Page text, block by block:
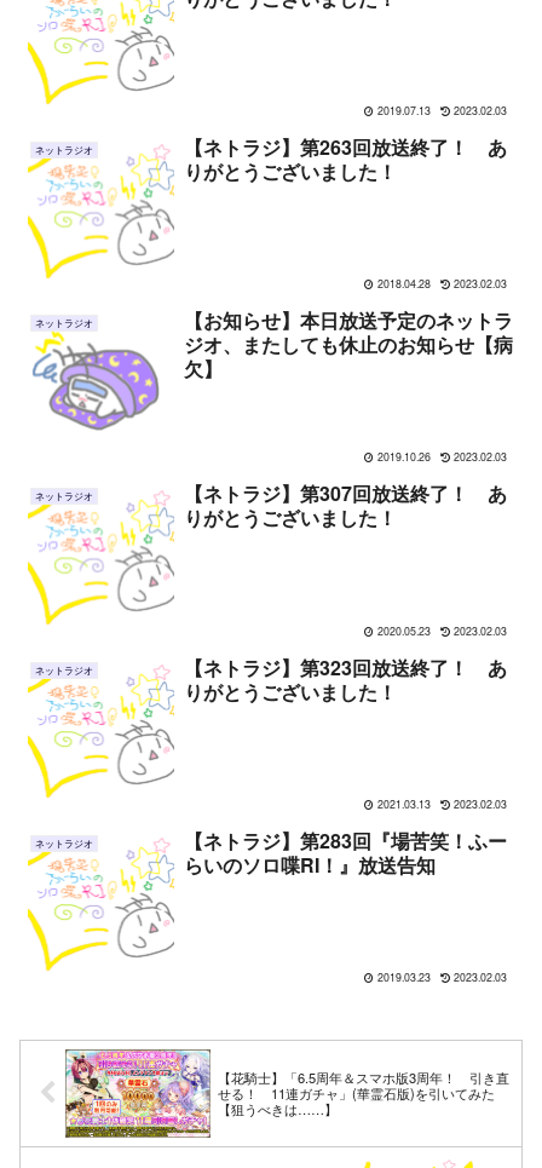
2019.07.13 2023.02.03
ネットラジオ
【ネトラジ】第263回放送終了！ あ
りがとうございました！
2018.04.28 2023.02.03
ネットラジオ
【お知らせ】本日放送予定のネットラ
ジオ、またしても休止のお知らせ【病
欠】
2019.10.26 2023.02.03
ネットラジオ
【ネトラジ】第307回放送終了！ あ
りがとうございました！
2020.05.23 2023.02.03
ネットラジオ
【ネトラジ】第323回放送終了！ あ
りがとうございました！
2021.03.13 2023.02.03
ネットラジオ
【ネトラジ】第283回『場苦笑！ふー
らいのソロ喋RI！』放送告知
2019.03.23 2023.02.03
【花騎士】「6.5周年＆スマホ版3周年！ 引き直
せる！ 11連ガチャ」(華霊石版)を引いてみた
【狙うべきは……】